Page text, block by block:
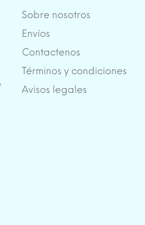
Sobre nosotros
Envíos
Contactenos
Términos y condiciones
Avisos legales